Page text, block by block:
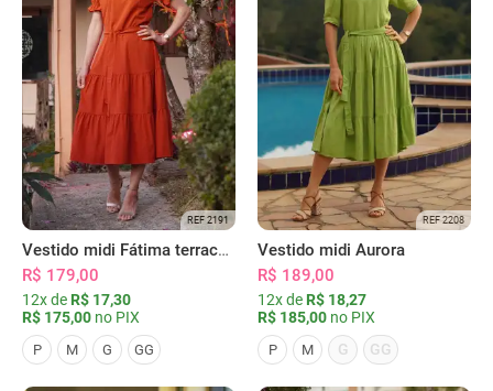
REF 2191
Vestido midi Fátima terracota
R$ 179,00
12x de R$ 17,30
R$ 175,00 no PIX
P M G GG
REF 2208
Vestido midi Aurora
R$ 189,00
12x de R$ 18,27
R$ 185,00 no PIX
P M G GG